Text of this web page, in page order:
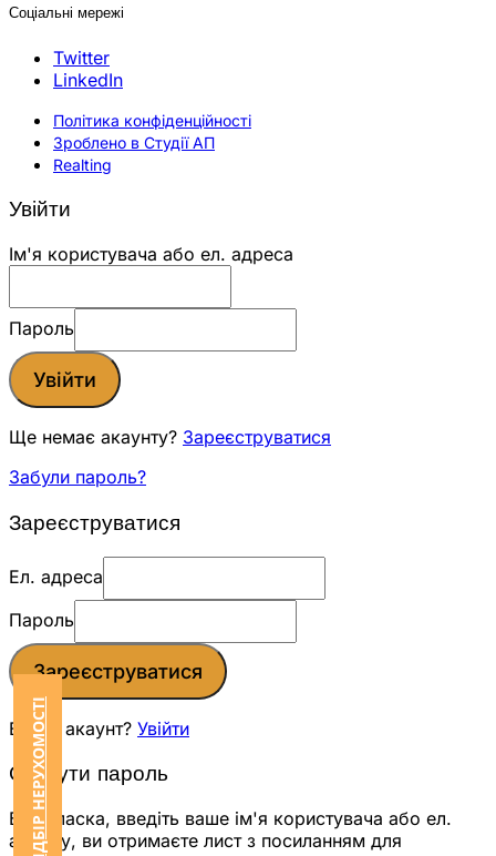
Соціальні мережі
Twitter
LinkedIn
Політика конфіденційності
Зроблено в Студії АП
Realting
Увійти
Ім'я користувача або ел. адреса
Пароль
Увійти
Ще немає акаунту? Зареєструватися
Забули пароль?
Зареєструватися
Ел. адреса
Пароль
Зареєструватися
Вже є акаунт? Увійти
Скинути пароль
Будь ласка, введіть ваше ім'я користувача або ел.
адресу, ви отримаєте лист з посиланням для